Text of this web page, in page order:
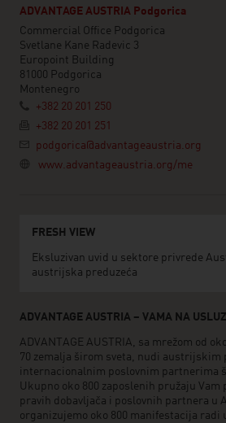
ADVANTAGE AUSTRIA Podgorica
Commercial Office Podgorica
Svetlane Kane Radevic 3
Europoint Building
81000 Podgorica
Montenegro
+382 20 201 250
+382 20 201 251
podgorica@advantageaustria.org
www.advantageaustria.org/me
FRESH VIEW
Eksluzivan uvid u sektore privrede
austrijska preduzeća
ADVANTAGE AUSTRIA – VAMA NA
ADVANTAGE AUSTRIA, sa mrežom od
70 zemalja širom sveta, nudi austrijskim
internacionalnim poslovnim partnerima
Ukupno oko 800 zaposlenih pružaju
pravih dobavljača i poslovnih partnera u
organizujemo oko 800 manifestacija radi